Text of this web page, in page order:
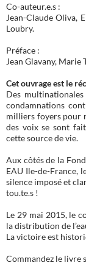
Co-auteur.e.s :
Jean-Claude Oliva,
Loubry.
Préface :
Jean Glavany, Marie
Cet ouvrage est le
Des
condamnations
milliers foyers pour
des voix se sont
cette source de vie.
Aux côtés de la
EAU Ile-de-France,
silence imposé et
tou.te.s !
Le 29 mai 2015, le
la distribution de
La victoire est
Commandez le livre